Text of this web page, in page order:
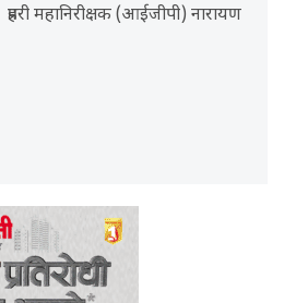
प्रहरी महानिरीक्षक (आईजीपी) नारायण